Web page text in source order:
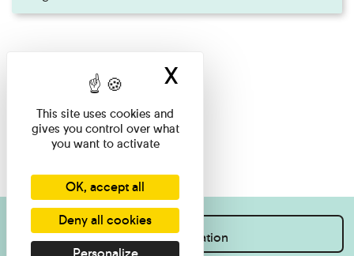
I want information
This site uses cookies and
gives you control over what
you want to activate
OK, accept all
Deny all cookies
X